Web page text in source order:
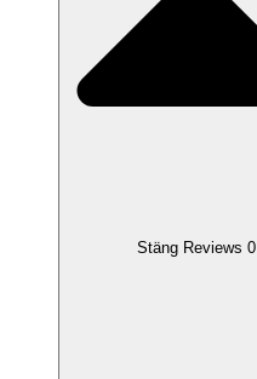
Stäng Reviews 0